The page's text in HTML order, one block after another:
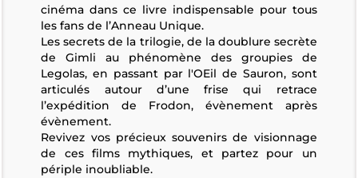
cinéma dans ce livre indispensable pour tous
les fans de l’Anneau Unique.
Les secrets de la trilogie, de la doublure secrète
de Gimli au phénomène des groupies de
Legolas, en passant par l'OEil de Sauron, sont
articulés autour d’une frise qui retrace
l’expédition de Frodon, évènement après
évènement.
Revivez vos précieux souvenirs de visionnage
de ces films mythiques, et partez pour un
périple inoubliable.